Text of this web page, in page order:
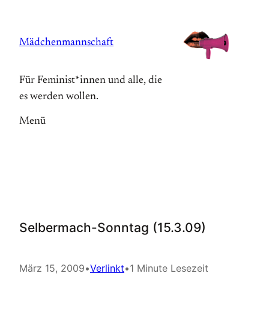
springen
Mädchenmannschaft
Für Feminist*innen und alle, die
es werden wollen.
Menü
Selbermach-Sonntag (15.3.09)
März 15, 2009•Verlinkt•1 Minute Lesezeit